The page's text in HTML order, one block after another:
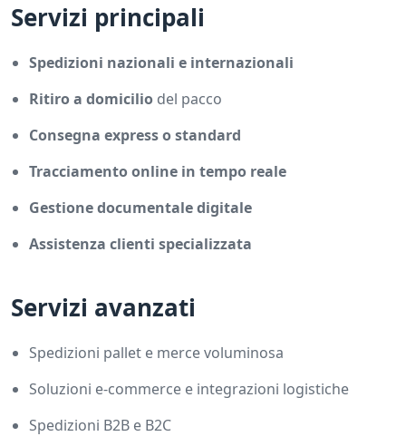
Servizi principali
Spedizioni nazionali e internazionali
Ritiro a domicilio del pacco
Consegna express o standard
Tracciamento online in tempo reale
Gestione documentale digitale
Assistenza clienti specializzata
Servizi avanzati
Spedizioni pallet e merce voluminosa
Soluzioni e-commerce e integrazioni logistiche
Spedizioni B2B e B2C